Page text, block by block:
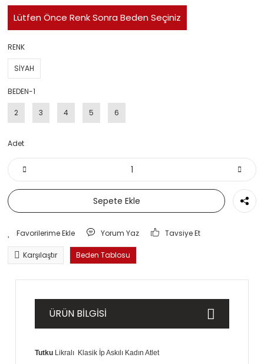
Lütfen Önce Renk Sonra Beden Seçiniz
RENK
SİYAH
BEDEN-1
2 3 4 5 6
Adet
Sepete Ekle
Yorum Yaz Tavsiye Et
Karşılaştır Beden Tablosu
ÜRÜN BİLGİSİ
Tutku Likralı Klasik İp Askılı Kadın Atlet